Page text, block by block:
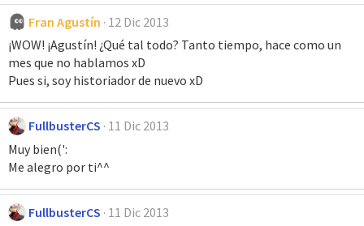
Fran Agustín 12 Dic 2013
¡WOW! ¡Agustín! ¿Qué tal todo? Tanto tiempo, hace como un
mes que no hablamos xD
Pues si, soy historiador de nuevo xD
FullbusterCS 11 Dic 2013
Muy bien(':
Me alegro por ti^^
FullbusterCS 11 Dic 2013